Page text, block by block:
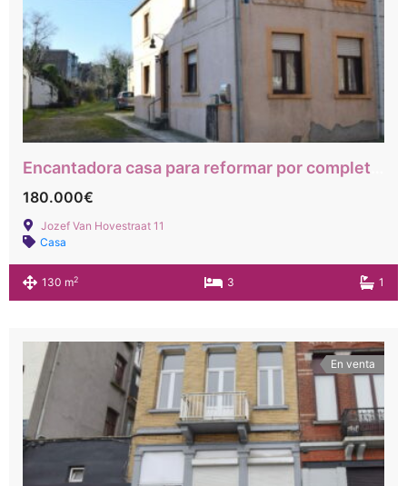
180.000€
Jozef Van Hovestraat 11
Casa
130 m2 3 1
En venta